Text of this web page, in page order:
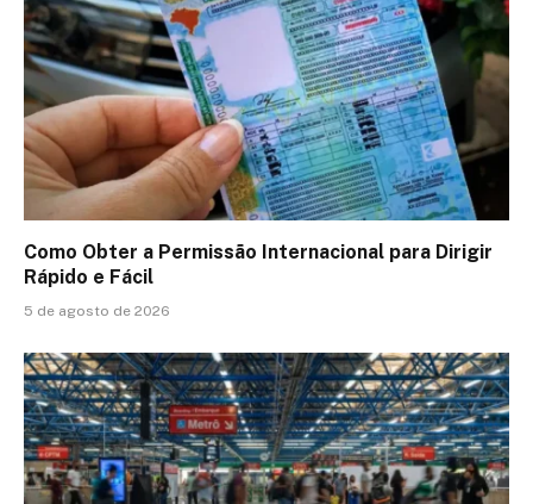
Como Obter a Permissão Internacional para Dirigir
Rápido e Fácil
5 de agosto de 2026